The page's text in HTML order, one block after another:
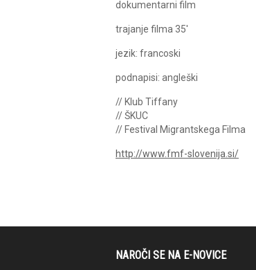
dokumentarni film
trajanje filma 35′
jezik: francoski
podnapisi: angleški
// Klub Tiffany
// ŠKUC
// Festival Migrantskega Filma
http://www.fmf-slovenija.si/
NAROČI SE NA E-NOVICE